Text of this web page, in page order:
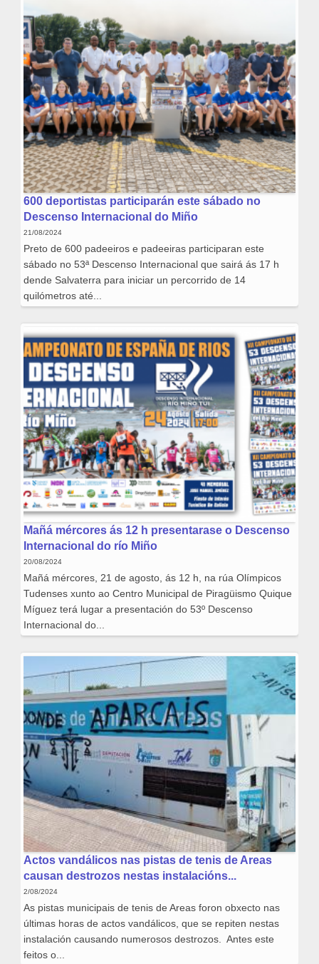
600 deportistas participarán este sábado no
Descenso Internacional do Miño
21/08/2024
Preto de 600 padeeiros e padeeiras participaran este
sábado no 53ª Descenso Internacional que sairá ás 17 h
dende Salvaterra para iniciar un percorrido de 14
quilómetros até...
Mañá mércores ás 12 h presentarase o Descenso
Internacional do río Miño
20/08/2024
Mañá mércores, 21 de agosto, ás 12 h, na rúa Olímpicos
Tudenses xunto ao Centro Municipal de Piragüismo Quique
Míguez terá lugar a presentación do 53º Descenso
Internacional do...
Actos vandálicos nas pistas de tenis de Areas
causan destrozos nestas instalacións...
2/08/2024
As pistas municipais de tenis de Areas foron obxecto nas
últimas horas de actos vandálicos, que se repiten nestas
instalación causando numerosos destrozos. Antes este
feitos o...